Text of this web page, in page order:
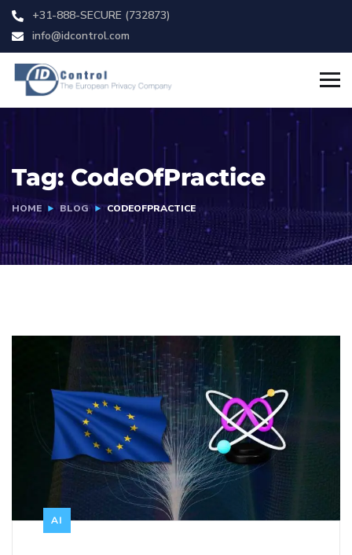
+31-888-SECURE (732873)
info@idcontrol.com
Tag: CodeOfPractice
HOME BLOG CODEOFPRACTICE
AI